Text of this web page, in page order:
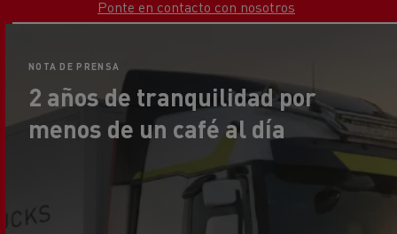
Ponte en contacto con nosotros
NOTA DE PRENSA
2 años de tranquilidad por
menos de un café al día